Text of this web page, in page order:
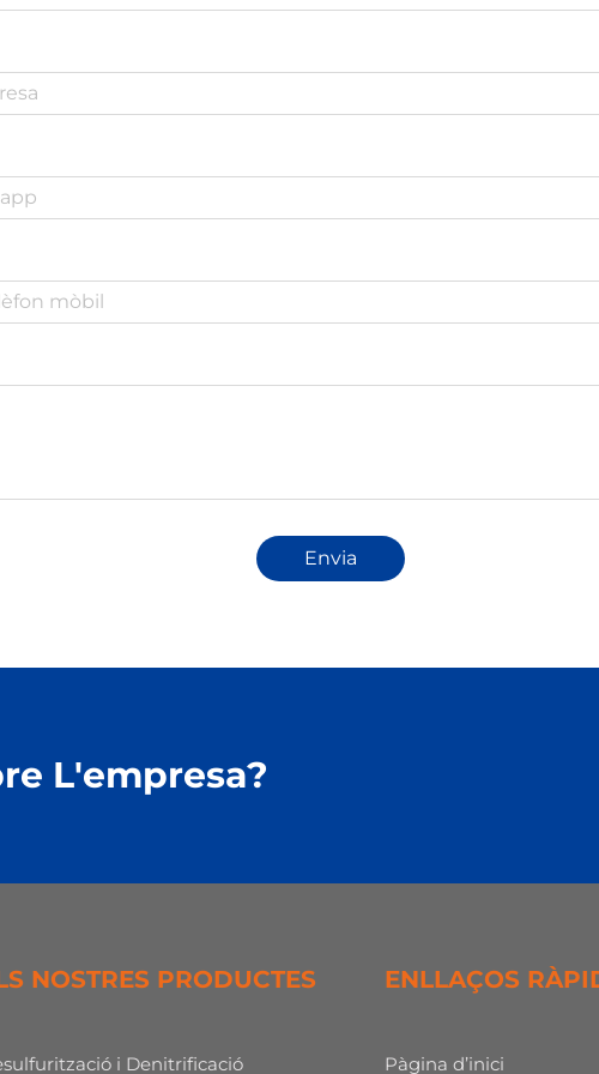
Envia
L'empresa?
NOSTRES PRODUCTES
i Denitrificació
ENLLAÇOS
Pàgina d’inici